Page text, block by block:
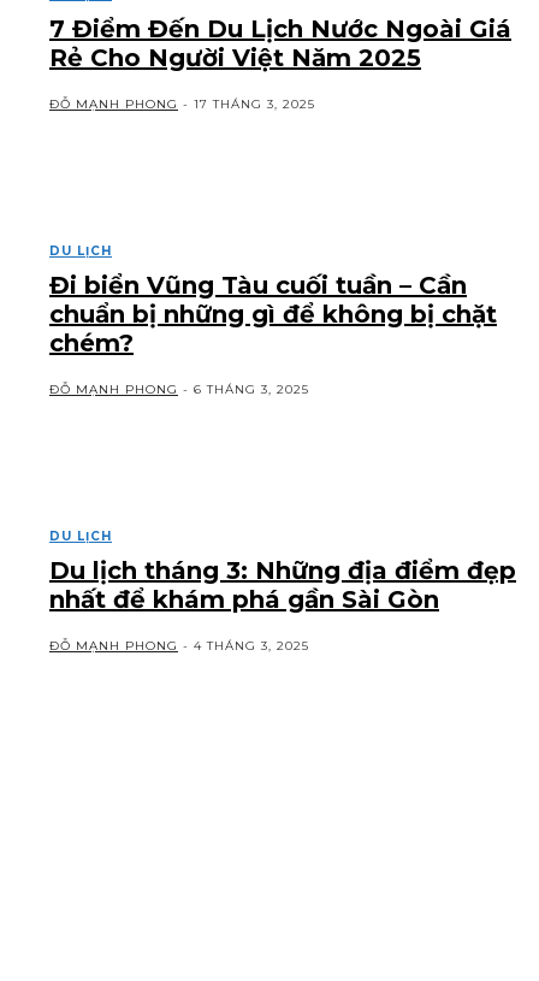
7 Điểm Đến Du Lịch Nước Ngoài Giá
Rẻ Cho Người Việt Năm 2025
ĐỖ MẠNH PHONG - 17 THÁNG 3, 2025
DU LỊCH
Đi biển Vũng Tàu cuối tuần – Cần
chuẩn bị những gì để không bị chặt
chém?
ĐỖ MẠNH PHONG - 6 THÁNG 3, 2025
DU LỊCH
Du lịch tháng 3: Những địa điểm đẹp
nhất để khám phá gần Sài Gòn
ĐỖ MẠNH PHONG - 4 THÁNG 3, 2025